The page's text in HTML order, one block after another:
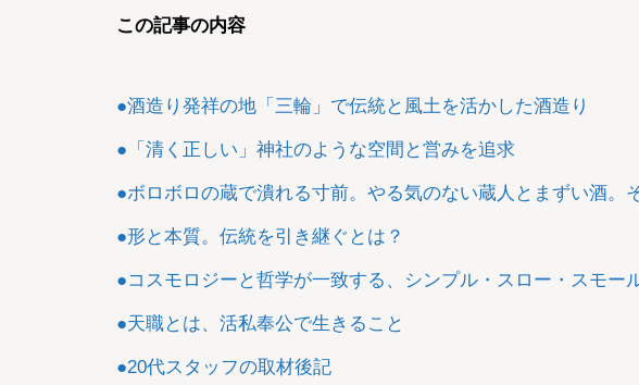
この記事の内容
●酒造り発祥の地「三輪」で伝統と風土を活かした酒造り
●「清く正しい」神社のような空間と営みを追求
●ボロボロの蔵で潰れる寸前。やる気のない蔵人とまずい酒。
●形と本質。伝統を引き継ぐとは？
●コスモロジーと哲学が一致する、シンプル・スロー・スモー
●天職とは、活私奉公で生きること
●20代スタッフの取材後記